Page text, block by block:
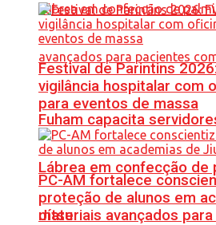
Fuham capacita
Lábrea em confecção de
materiais avançados
Festival de Parintins
vigilância hospitalar com
para eventos de massa
PC-AM fortalece
proteção de alunos em
Jítsu